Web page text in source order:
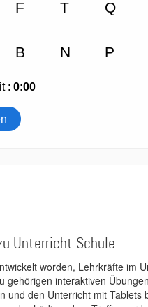
Unterricht.Schule
worden, Lehrkräfte im
gehörigen interaktiven
und den Unterricht mit